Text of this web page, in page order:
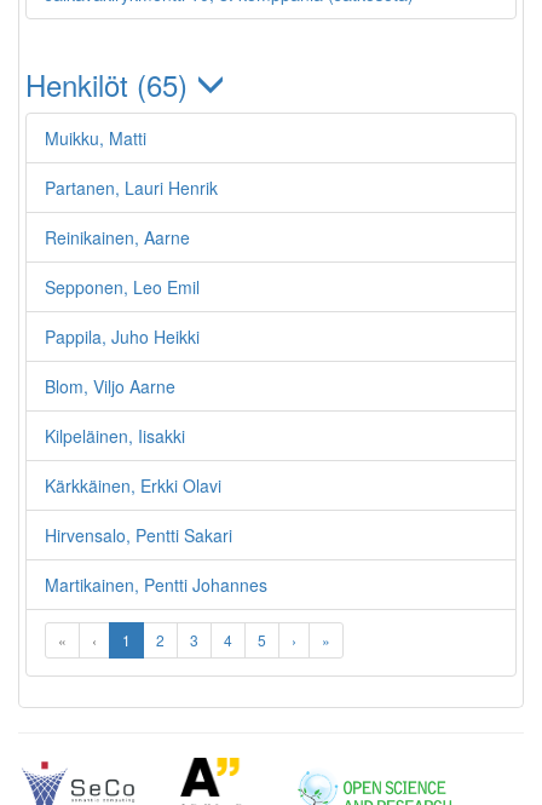
Henkilöt (65)
Muikku, Matti
Partanen, Lauri Henrik
Reinikainen, Aarne
Sepponen, Leo Emil
Pappila, Juho Heikki
Blom, Viljo Aarne
Kilpeläinen, Iisakki
Kärkkäinen, Erkki Olavi
Hirvensalo, Pentti Sakari
Martikainen, Pentti Johannes
« ‹ 1 2 3 4 5 › »